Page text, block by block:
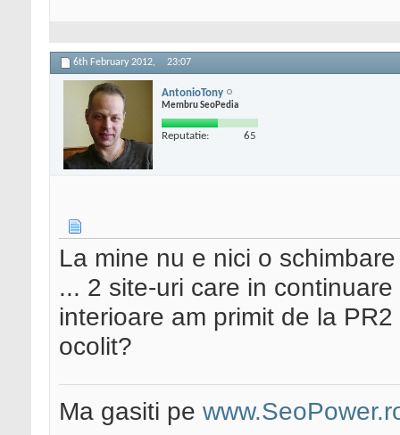
6th February 2012, 23:07
AntonioTony
Membru SeoPedia
Reputatie: 65
La mine nu e nici o
... 2 site-uri care in
interioare am primit de la
ocolit?
Ma gasiti pe